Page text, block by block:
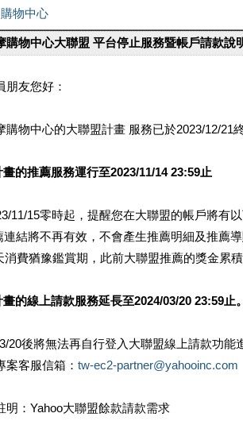
購物中心大聯盟 平台停止服務暨帳戶請款說
朋友您好：
購物中心的大聯盟計畫 服務已於2023/12/21
畫的推薦服務運行至2023/11/14 23:59止
11/15零時起，提醒您在大聯盟的帳戶將有以
連結將不再有效，不會產生推薦明細及推薦導
消費猶豫鑑賞期，此前大聯盟推薦的獎金累積
畫的線上請款服務延長至2024/03/20 23:59止。
20後將無法再自行登入大聯盟線上請款功能
案客服信箱： tw-ec2-partner@yahooinc.com
明：Yahoo大聯盟餘款請款需求